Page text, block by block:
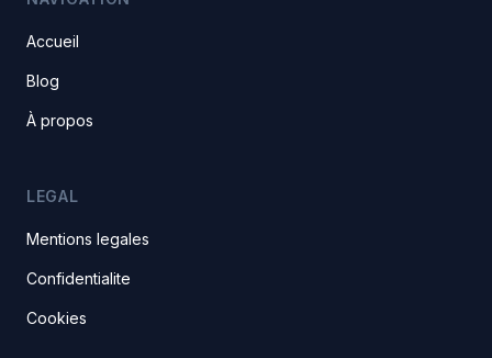
Accueil
Blog
À propos
LEGAL
Mentions legales
Confidentialite
Cookies